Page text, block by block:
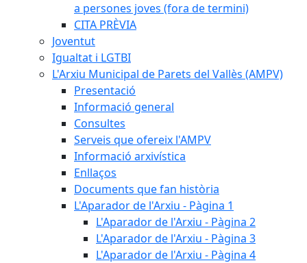
a persones joves (fora de termini)
CITA PRÈVIA
Joventut
Igualtat i LGTBI
L'Arxiu Municipal de Parets del Vallès (AMPV)
Presentació
Informació general
Consultes
Serveis que ofereix l'AMPV
Informació arxivística
Enllaços
Documents que fan història
L'Aparador de l'Arxiu - Pàgina 1
L'Aparador de l'Arxiu - Pàgina 2
L'Aparador de l'Arxiu - Pàgina 3
L'Aparador de l'Arxiu - Pàgina 4